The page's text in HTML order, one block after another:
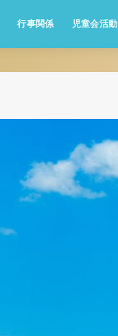
行事関係 児童会活動